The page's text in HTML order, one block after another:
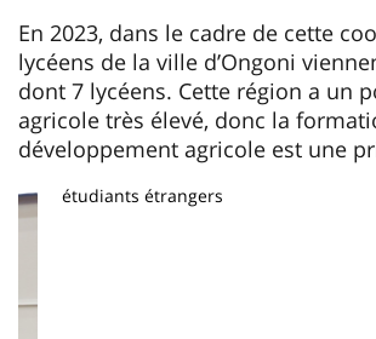
En 2023, dans le cadre de cette
lycéens de la ville d’Ongoni
dont 7 lycéens. Cette région a un
agricole très élevé, donc la
développement agricole est une